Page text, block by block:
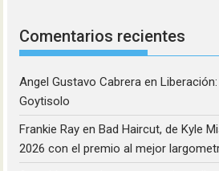
Comentarios recientes
Angel Gustavo Cabrera en
Goytisolo
Frankie Ray enBad Haircut, de Kyle
2026 con el premio al mejor